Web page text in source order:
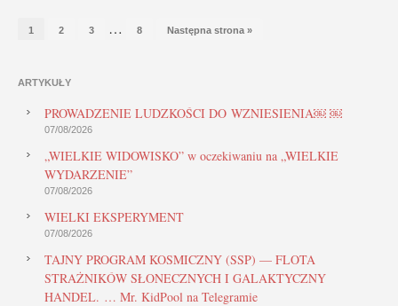
1 2 3 … 8 Następna strona »
ARTYKUŁY
PROWADZENIE LUDZKOŚCI DO WZNIESIENIA￼ ￼
07/08/2026
„WIELKIE WIDOWISKO” w oczekiwaniu na „WIELKIE
WYDARZENIE”
07/08/2026
WIELKI EKSPERYMENT
07/08/2026
TAJNY PROGRAM KOSMICZNY (SSP) — FLOTA
STRAŻNIKÓW SŁONECZNYCH I GALAKTYCZNY
HANDEL. … Mr. KidPool na Telegramie